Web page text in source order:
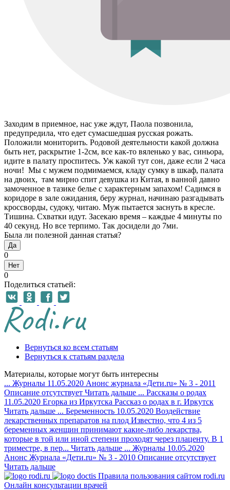
Заходим в приемное, нас уже ждут, Паола позвонила,
предупредила, что едет сумасшедшая русская рожать.
Положили мониторить. Родовой деятельности какой должна
быть нет, раскрытие 1-2см, все как-то вяленько у вас, синьора,
идите в палату проспитесь. Уж какой тут сон, даже если 2 часа
ночи! Мы с мужем подмимаемся, кладу сумку в шкаф, палата
на двоих, там мирно спит девушка из Китая, в ванной давно
замоченное в тазике белье с характерным запахом! Садимся в
коридоре в зале ожидания, беру журнал, начинаю разгадывать
кроссворды, судоку, читаю. Муж пытается заснуть в кресле.
Тишина. Схватки идут. Засекаю время – каждые 4 минуты по
40 секунд. Но все терпимо. Так досидели до 7ми.
Была ли полезной данная статья?
Да
0
Нет
0
Поделиться статьей:
Вернуться ко всем статьям
Вернуться к статьям раздела
Материалы, которые могут быть интересны
... Журналы 11.05.2020 Анонс журнала «Дети.ru» № 3 - 2011
Описание отсутствует Читать дальше ... Рассказы о родах
11.05.2020 Егорка из Иркутска Рассказ о родах в г. Иркутск
Читать дальше ... Беременность 10.05.2020 Воздействие
лекарственных препаратов на плод Известно, что 4 из 5
беременных женщин принимают какие-либо лекарства,
которые в той или иной степени проходят через плаценту. В 1
триместре, в пер... Читать дальше ... Журналы 10.05.2020
Анонс Журнала «Дети.ru» № 3 - 2010 Описание отсутствует
Читать дальше
Правила пользования сайтом rodi.ru
Онлайн консультации врачей